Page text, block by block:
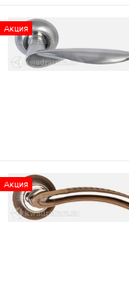
Акция
Акция